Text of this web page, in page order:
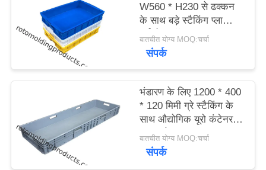
PRIVACY
POLICY
W560 * H230 से ढक्कन
के साथ बड़े स्टैकिंग प्लास्टिक
टर्नओवर बॉक्स
बातचीत योग्य MOQ:चर्चा
संपर्क
भंडारण के लिए 1200 * 400
* 120 मिमी ग्रे स्टैकिंग के
साथ औद्योगिक यूरो कंटेनर
खाद्य ट्रे
बातचीत योग्य MOQ:चर्चा
संपर्क